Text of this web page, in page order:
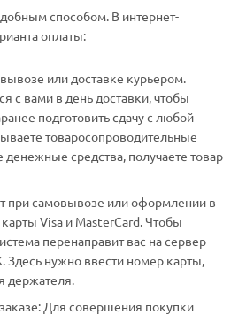
способом. В интернет-
оплаты:
или доставке курьером.
с вами в день доставки, чтобы
подготовить сдачу с любой
товаросопроводительные
денежные средства, получаете товар
при самовывозе или оформлении в
Visa и MasterCard. Чтобы
перенаправит вас на сервер
нужно ввести номер карты,
держателя.
Для совершения покупки